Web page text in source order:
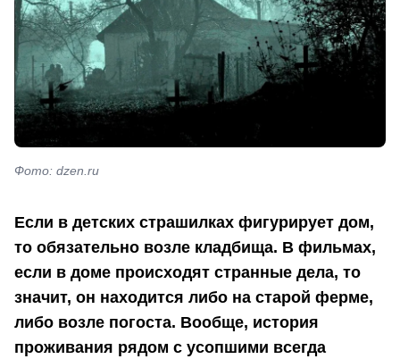
Фото: dzen.ru
Если в детских страшилках фигурирует дом,
то обязательно возле кладбища. В фильмах,
если в доме происходят странные дела, то
значит, он находится либо на старой ферме,
либо возле погоста. Вообще, история
проживания рядом с усопшими всегда